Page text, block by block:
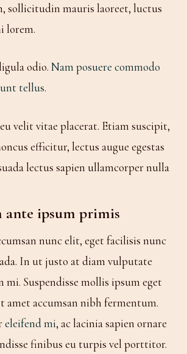
sollicitudin mauris laoreet, luctus
lorem.
odio. Nam posuere commodo
tellus.
velit vitae placerat. Etiam suscipit,
efficitur, lectus augue egestas
lectus sapien ullamcorper nulla
ante ipsum primis
nunc elit, eget facilisis nunc
In ut justo at diam vulputate
mi. Suspendisse mollis ipsum eget
amet accumsan nibh fermentum.
eleifend mi, ac lacinia sapien ornare
finibus eu turpis vel porttitor.